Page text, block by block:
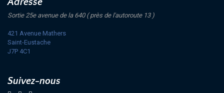
Sortie 25e avenue de la 640 ( près de l'autoroute 13 )
421 Avenue Mathers
Saint-Eustache
J7P 4C1
Suivez-nous